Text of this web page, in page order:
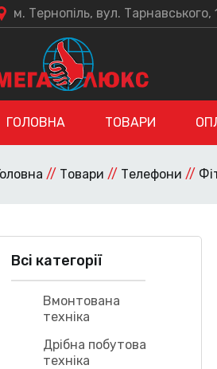
м. Тернопіль, вул. Тарнавського,
ГОЛОВНА ТОВАРИ
// Товари // Телефони //
Всі категорії
Вмонтована
техніка
Дрібна побутова
техніка